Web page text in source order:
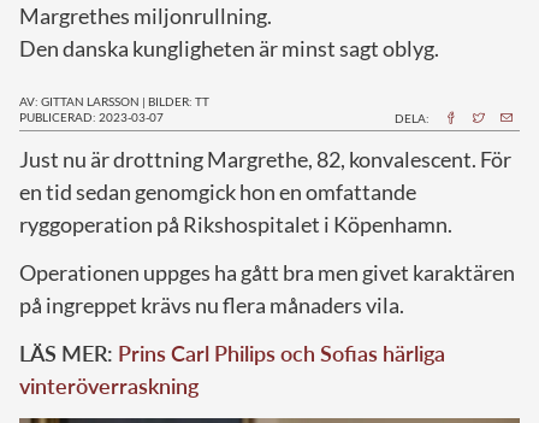
Margrethes miljonrullning.
Den danska kungligheten är minst sagt oblyg.
AV: GITTAN LARSSON | BILDER: TT
PUBLICERAD: 2023-03-07
DELA:
Just nu är drottning Margrethe, 82, konvalescent. För
en tid sedan genomgick hon en omfattande
ryggoperation på Rikshospitalet i Köpenhamn.
Operationen uppges ha gått bra men givet karaktären
på ingreppet krävs nu flera månaders vila.
LÄS MER: Prins Carl Philips och Sofias härliga
vinteröverraskning